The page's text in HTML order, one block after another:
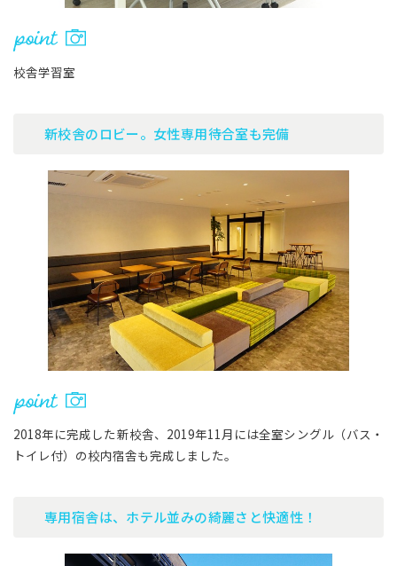
校舎学習室
新校舎のロビー。女性専用待合室も完備
2018年に完成した新校舎、2019年11月には全室シングル（バス・
トイレ付）の校内宿舎も完成しました。
専用宿舎は、ホテル並みの綺麗さと快適性！